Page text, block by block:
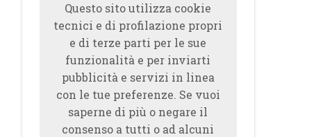
Questo sito utilizza cookie
tecnici e di profilazione propri
e di terze parti per le sue
funzionalità e per inviarti
pubblicità e servizi in linea
con le tue preferenze. Se vuoi
saperne di più o negare il
consenso a tutti o ad alcuni